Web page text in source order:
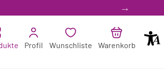
Profil Wunschliste Warenkorb